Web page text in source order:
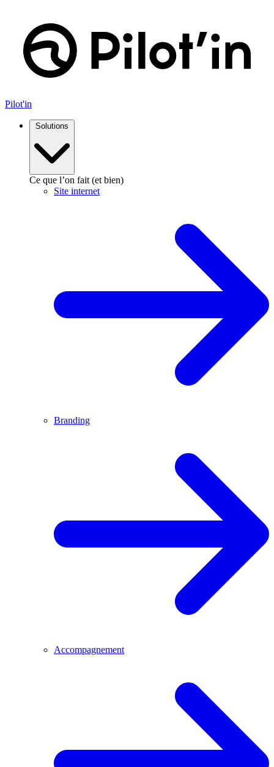
contenu
Pilot'in
Solutions
Ce que l’on fait (et bien)
Site internet
Branding
Accompagnement